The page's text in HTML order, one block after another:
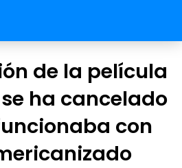
de la película
ha cancelado
con